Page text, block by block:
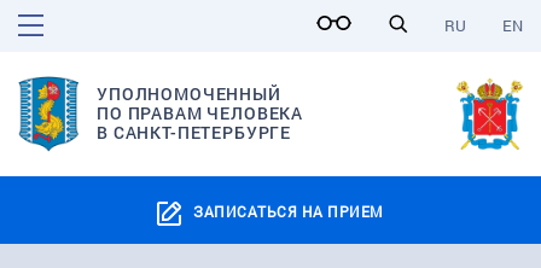
EN
RU
УПОЛНОМОЧЕННЫЙ
ПО ПРАВАМ ЧЕЛОВЕКА
В САНКТ-ПЕТЕРБУРГЕ
ЗАПИСАТЬСЯ НА ПРИЕМ